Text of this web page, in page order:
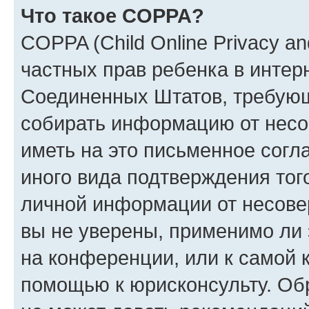
Что такое COPPA?
COPPA (Child Online Privacy
частных прав ребенка в
Соединенных Штатов,
собирать информацию от
иметь на это письменное
иного вида подтверждения
личной информации от
вы не уверены, применимо ли
на конференции, или к самой
помощью к юрисконсульту.